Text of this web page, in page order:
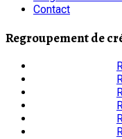
Contact
Regroupement de